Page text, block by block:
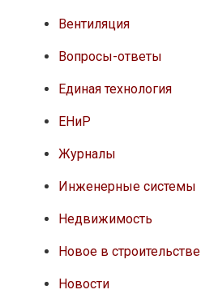
Вентиляция
Вопросы-ответы
Единая технология
ЕНиР
Журналы
Инженерные системы
Недвижимость
Новое в строительстве
Новости